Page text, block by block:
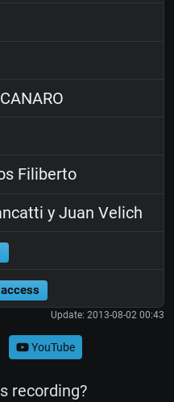
Filiberto
y Juan Velich
Update: 2013-08-02 00:43
YouTube
recording?